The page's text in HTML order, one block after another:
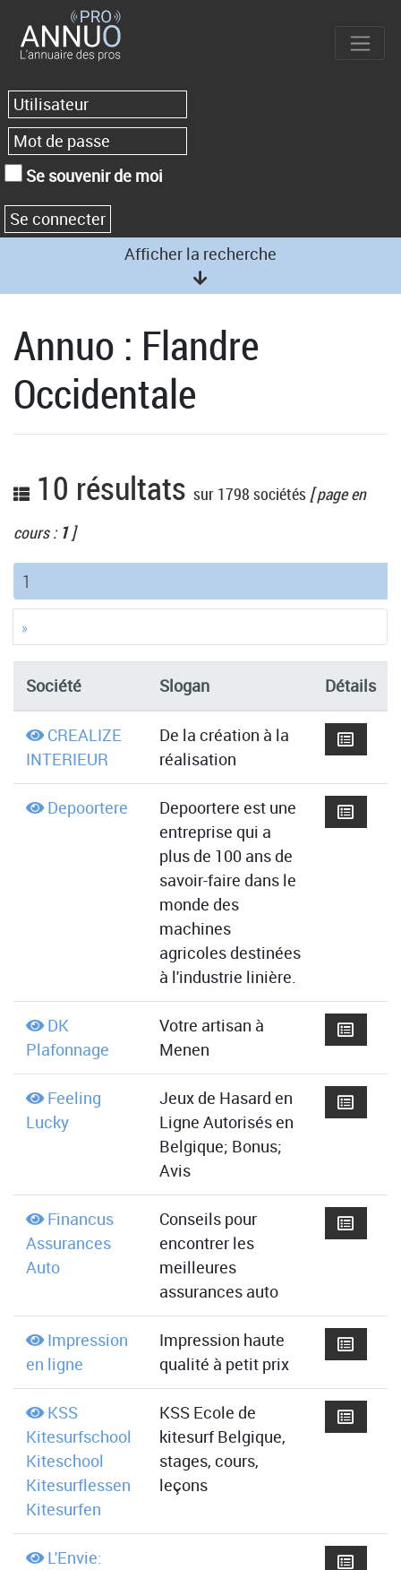
Se souvenir de moi
Afficher la recherche
Annuo : Flandre
Occidentale
10 résultats sur 1798 sociétés [ page en
cours : 1]
1
»
Société Slogan Détails
CREALIZE
INTERIEUR
De la création à la
réalisation
Depoortere
Depoortere est une
entreprise qui a
plus de 100 ans de
savoir-faire dans le
monde des
machines
agricoles destinées
à l'industrie linière.
DK
Plafonnage
Votre artisan à
Menen
Feeling
Lucky
Jeux de Hasard en
Ligne Autorisés en
Belgique; Bonus;
Avis
Financus
Assurances
Auto
Conseils pour
encontrer les
meilleures
assurances auto
Impression
en ligne
Impression haute
qualité à petit prix
KSS
Kitesurfschool
Kiteschool
Kitesurflessen
Kitesurfen
KSS Ecole de
kitesurf Belgique,
stages, cours,
leçons
L'Envie: